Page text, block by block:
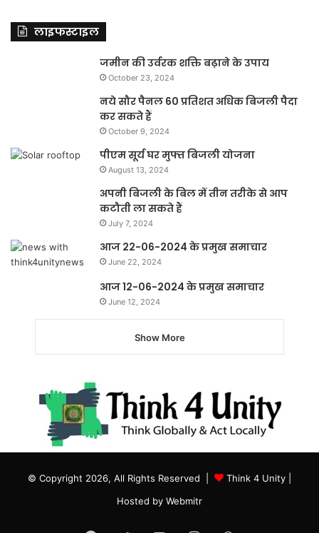
लाइफस्टाइल
जमीन की उर्वरक शक्ति बढ़ाने के उपाय
October 23, 2024
नये सौर पैनल 60 प्रतिशत अधिक बिजली पैदा
कर सकते हैं
October 9, 2024
पीएम सूर्य घर मुफ्त बिजली योजना
August 13, 2024
अपनी बिजली के बिल में तीन तरीके से आप
कटौती ला सकते हैं
July 7, 2024
आज 22-06-2024 के प्रमुख समाचार
June 22, 2024
आज 12-06-2024 के प्रमुख समाचार
June 12, 2024
Show More
© Copyright 2026, All Rights Reserved | Think 4 Unity
Hosted by Webmitr